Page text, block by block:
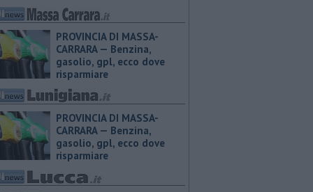
PROVINCIA DI MASSA-
CARRARA — ​Benzina,
gasolio, gpl, ecco dove
risparmiare
PROVINCIA DI MASSA-
CARRARA — ​Benzina,
gasolio, gpl, ecco dove
risparmiare